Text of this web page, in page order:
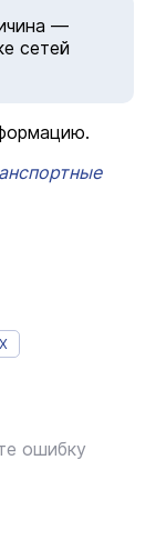
—
сетей
ошибку